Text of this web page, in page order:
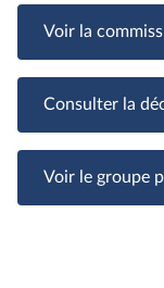
Voir la
Consulter la
Voir le groupe